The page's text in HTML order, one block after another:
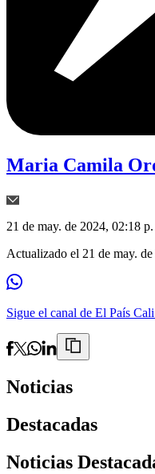
Maria Camila
21 de may. de 2024, 02:18
Actualizado el 21 de may.
Sigue el canal de El País
Noticias
Destacadas
Noticias